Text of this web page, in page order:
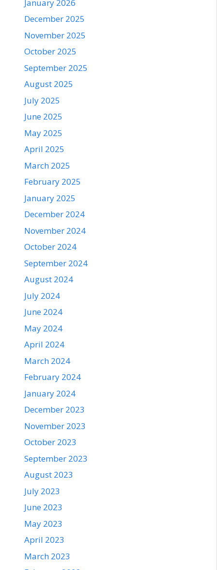
January 2026
December 2025
November 2025
October 2025
September 2025
August 2025
July 2025
June 2025
May 2025
April 2025
March 2025
February 2025
January 2025
December 2024
November 2024
October 2024
September 2024
August 2024
July 2024
June 2024
May 2024
April 2024
March 2024
February 2024
January 2024
December 2023
November 2023
October 2023
September 2023
August 2023
July 2023
June 2023
May 2023
April 2023
March 2023